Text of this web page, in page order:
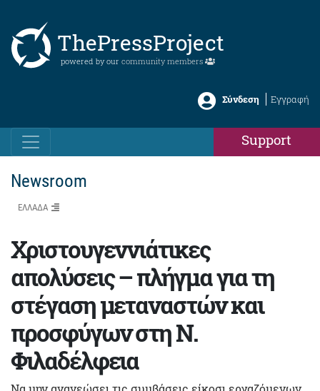
ThePressProject
powered by our community members
Σύνδεση Εγγραφή
Support
Newsroom
ΕΛΛΑΔΑ
Χριστουγεννιάτικες
απολύσεις – πλήγμα για τη
στέγαση μεταναστών και
προσφύγων στη Ν.
Φιλαδέλφεια